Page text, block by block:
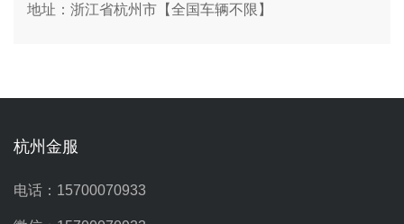
地址：浙江省杭州市【全国车辆不限】
杭州金服
电话：15700070933